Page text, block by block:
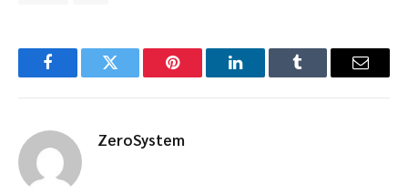
FacebookTwitter Pinterest LinkedInTumblr Email
ZeroSystem